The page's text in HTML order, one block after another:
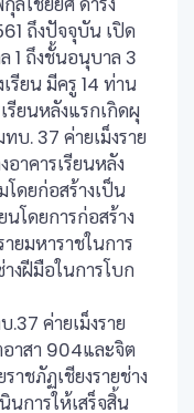
ไชยยศ ดำรง
ถึงปัจจุบัน เปิด
1 ถึงชั้นอนุบาล 3
รียน มีครู 14 ท่าน
ยนหลังแรกเกิดผุ
บ. 37 ค่ายเม็งราย
าคารเรียนหลัง
ดยก่อสร้างเป็น
โดยการก่อสร้าง
ยมหาราชในการ
งฝีมือในการโบก
ค่ายเม็งราย
าสา 904และจิต
าชภัฏเชียงรายช่าง
นการให้เสร็จสิ้น